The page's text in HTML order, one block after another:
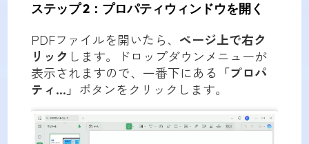
ステップ 2：プロパティウィンドウを開く
PDFファイルを開いたら、 ページ上で右ク
リック します。ドロップダウンメニューが
表示されますので、一番下にある 「プロパ
ティ...」 ボタンをクリックします。